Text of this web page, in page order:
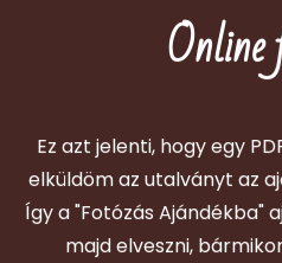
Ez azt jelenti, hogy egy
elküldöm az utalványt az
Így a "Fotózás Ajándékba"
majd elveszni,
Miért készítem el így is?
ÍRJ